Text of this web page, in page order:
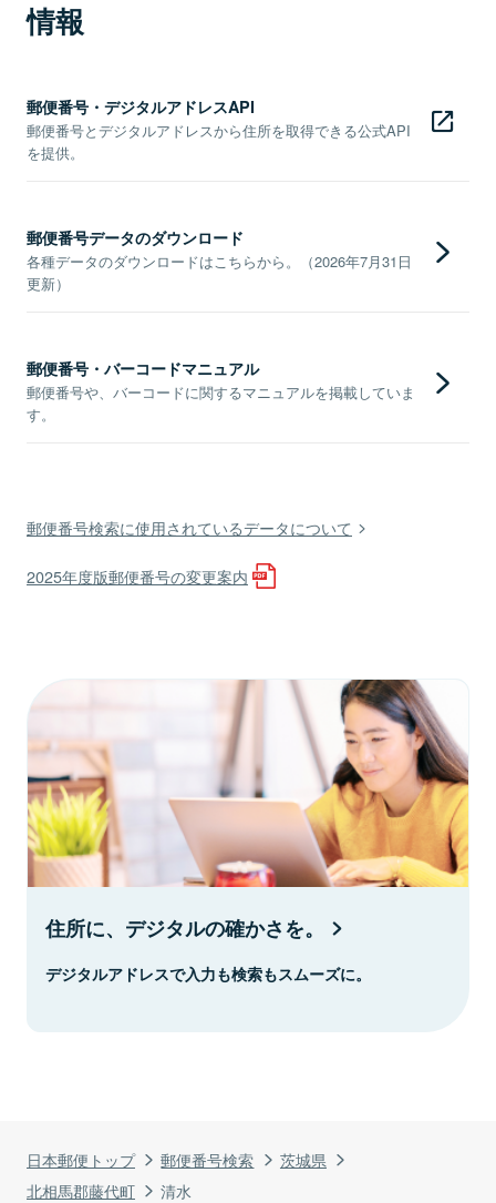
日本郵便トップ 郵便番号検索
茨城県
北相馬郡藤代町
清水
情報
郵便番号・デジタルアドレスAPI
郵便番号とデジタルアドレスから住所を取得できる公式API
を提供。
郵便番号データのダウンロード
各種データのダウンロードはこちらから。（2026年7月31日
更新）
郵便番号・バーコードマニュアル
郵便番号や、バーコードに関するマニュアルを掲載していま
す。
郵便番号検索に使用されているデータについて
2025年度版郵便番号の変更案内
住所に、デジタルの確かさを。
デジタルアドレスで入力も検索もスムーズに。